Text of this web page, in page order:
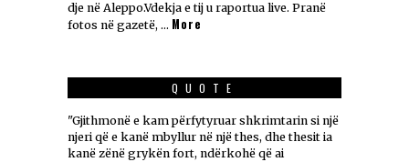
dje në Aleppo.Vdekja e tij u raportua live. Pranë
fotos në gazetë, … More
QUOTE
"Gjithmonë e kam përfytyruar shkrimtarin si një
njeri që e kanë mbyllur në një thes, dhe thesit ia
kanë zënë grykën fort, ndërkohë që ai